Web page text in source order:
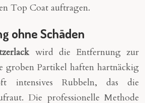
Top Coat auftragen.
ohne Schäden
wird die Entfernung zur
groben Partikel haften hartnäckig
intensives Rubbeln, das die
Die professionelle Methode